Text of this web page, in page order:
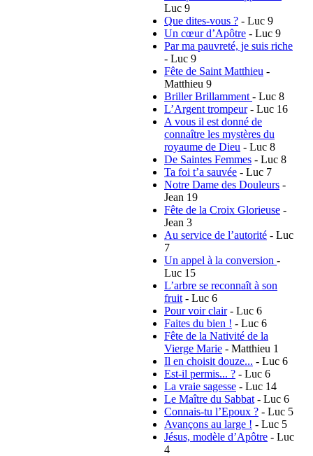
Luc 9
Que dites-vous ? - Luc 9
Un cœur d’Apôtre - Luc 9
Par ma pauvreté, je suis riche
- Luc 9
Fête de Saint Matthieu -
Matthieu 9
Briller Brillamment - Luc 8
L’Argent trompeur- Luc 16
A vous il est donné de
connaître les mystères du
royaume de Dieu - Luc 8
De Saintes Femmes - Luc 8
Ta foi t’a sauvée - Luc 7
Notre Dame des Douleurs -
Jean 19
Fête de la Croix Glorieuse -
Jean 3
Au service de l’autorité - Luc
7
Un appel à la conversion -
Luc 15
L’arbre se reconnaît à son
fruit - Luc 6
Pour voir clair- Luc 6
Faites du bien ! - Luc 6
Fête de la Nativité de la
Vierge Marie - Matthieu 1
Il en choisit douze... - Luc 6
Est-il permis... ? - Luc 6
La vraie sagesse - Luc 14
Le Maître du Sabbat - Luc 6
Connais-tu l’Epoux ? - Luc 5
Avançons au large ! - Luc 5
Jésus, modèle d’Apôtre - Luc
4